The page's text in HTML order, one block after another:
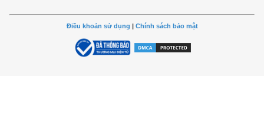
Điều khoản sử dụng | Chính sách bảo mật